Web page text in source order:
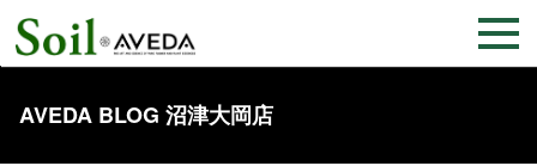
AVEDA BLOG 沼津大岡店